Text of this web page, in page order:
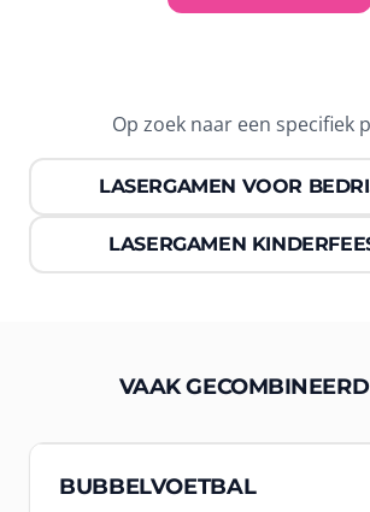
Op zoek naar een specifiek
LASERGAMEN VOOR
LASERGAMEN
VAAK
BUBBELVOETBAL